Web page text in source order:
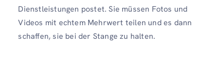
Dienstleistungen postet. Sie müssen Fotos und
Videos mit echtem Mehrwert teilen und es dann
schaffen, sie bei der Stange zu halten.